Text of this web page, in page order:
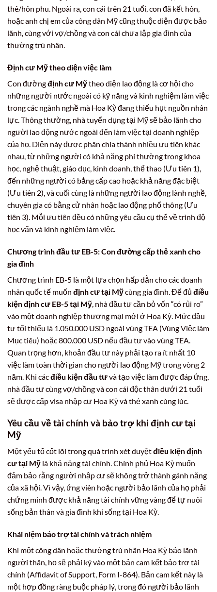
thê/hôn phu. Ngoài ra, con cái trên 21 tuổi, con đã kết hôn,
hoặc anh chị em của công dân Mỹ cũng thuộc diện được bảo
lãnh, cùng với vợ/chồng và con cái chưa lập gia đình của
thường trú nhân.
Định cư Mỹ theo diện việc làm
Con đườngđịnh cư Mỹtheo diện lao động là cơ hội cho
những người nước ngoài có kỹ năng và kinh nghiệm làm việc
trong các ngành nghề mà Hoa Kỳ đang thiếu hụt nguồn nhân
lực. Thông thường, nhà tuyển dụng tại Mỹ sẽ bảo lãnh cho
người lao động nước ngoài đến làm việc tại doanh nghiệp
của họ. Diện này được phân chia thành nhiều ưu tiên khác
nhau, từ những người có khả năng phi thường trong khoa
học, nghệ thuật, giáo dục, kinh doanh, thể thao (Ưu tiên 1),
đến những người có bằng cấp cao hoặc khả năng đặc biệt
(Ưu tiên 2), và cuối cùng là những người lao động lành nghề,
chuyên gia có bằng cử nhân hoặc lao động phổ thông (Ưu
tiên 3). Mỗi ưu tiên đều có những yêu cầu cụ thể về trình độ
học vấn và kinh nghiệm làm việc.
Chương trình đầu tư EB-5: Con đường cấp thẻ xanh cho
gia đình
Chương trình EB-5 là một lựa chọn hấp dẫn cho các doanh
nhân quốc tế muốn định cư tại Mỹcùng gia đình. Để đủ điều
kiện định cư EB-5 tại Mỹ , nhà đầu tư cần bỏ vốn “có rủi ro”
vào một doanh nghiệp thương mại mới ở Hoa Kỳ. Mức đầu
tư tối thiểu là 1.050.000 USD ngoài vùng TEA (Vùng Việc làm
Mục tiêu) hoặc 800.000 USD nếu đầu tư vào vùng TEA.
Quan trọng hơn, khoản đầu tư này phải tạo ra ít nhất 10
việc làm toàn thời gian cho người lao động Mỹ trong vòng 2
năm. Khi cácđiều kiện đầu tưvà tạo việc làm được đáp ứng,
nhà đầu tư cùng vợ/chồng và con cái độc thân dưới 21 tuổi
sẽ được cấp visa nhập cư Hoa Kỳ và thẻ xanh cùng lúc.
Yêu cầu về tài chính và bảo trợ khi định cư tại
Mỹ
Một yếu tố cốt lõi trong quá trình xét duyệtđiều kiện định
cư tại Mỹ là khả năng tài chính. Chính phủ Hoa Kỳ muốn
đảm bảo rằng người nhập cư sẽ không trở thành gánh nặng
của xã hội. Vì vậy, ứng viên hoặc người bảo lãnh của họ phải
chứng minh được khả năng tài chính vững vàng để tự nuôi
sống bản thân và gia đình khi sống tại Hoa Kỳ.
Khái niệm bảo trợ tài chính và trách nhiệm
Khi một công dân hoặc thường trú nhân Hoa Kỳ bảo lãnh
người thân, họ sẽ phải ký vào một bản cam kết bảo trợ tài
chính (Affidavit of Support, Form I-864). Bản cam kết này là
một hợp đồng ràng buộc pháp lý, trong đó người bảo lãnh